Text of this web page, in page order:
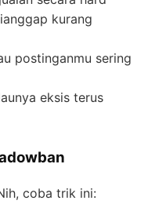
kurang
postinganmu sering
eksis terus
coba trik ini: